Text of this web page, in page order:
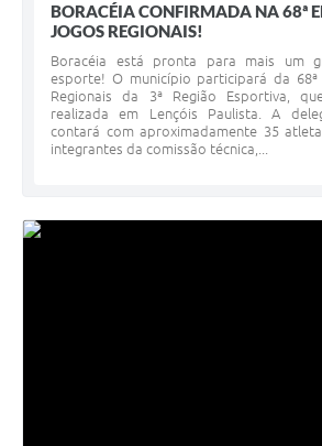
BORACÉIA CONFIRMADA NA 68ª
JOGOS REGIONAIS!
Boracéia está pronta para mais um
esporte! O município participará da
Regionais da 3ª Região Esportiva,
realizada em Lençóis Paulista. A
contará com aproximadamente 35
integrantes da comissão técnica,...